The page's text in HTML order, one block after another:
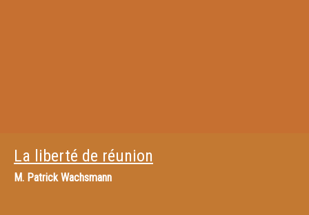
La liberté de réunion
M. Patrick Wachsmann